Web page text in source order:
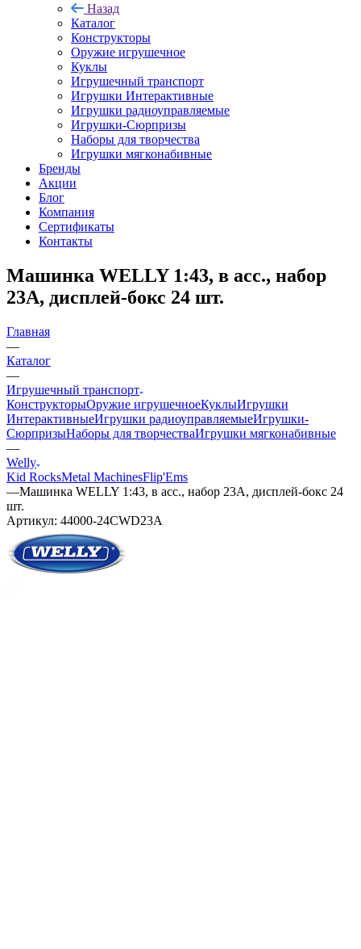
Назад
Каталог
Конструкторы
Оружие игрушечное
Куклы
Игрушечный транспорт
Игрушки Интерактивные
Игрушки радиоуправляемые
Игрушки-Сюрпризы
Наборы для творчества
Игрушки мягконабивные
Бренды
Акции
Блог
Компания
Сертификаты
Контакты
Машинка WELLY 1:43, в асс., набор
23A, дисплей-бокс 24 шт.
Главная
—
Каталог
—
Игрушечный транспорт
КонструкторыОружие игрушечноеКуклыИгрушки
ИнтерактивныеИгрушки радиоуправляемыеИгрушки-
СюрпризыНаборы для творчестваИгрушки мягконабивные
—
Welly
Kid RocksMetal MachinesFlip'Ems
—Машинка WELLY 1:43, в асс., набор 23A, дисплей-бокс 24
шт.
Артикул: 44000-24CWD23A